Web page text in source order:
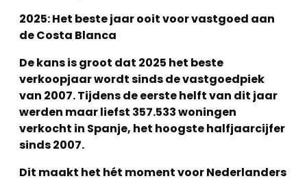
2025: Het beste jaar ooit voor vastgoed aan
de Costa Blanca
De kans is groot dat 2025 het beste
verkoopjaar wordt sinds de vastgoedpiek
van 2007. Tijdens de eerste helft van dit jaar
werden maar liefst 357.533 woningen
verkocht in Spanje, het hoogste halfjaarcijfer
sinds 2007.
Dit maakt het hét moment voor Nederlanders